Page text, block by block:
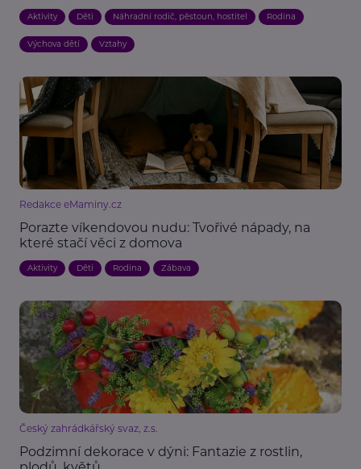
Aktivity Děti Náhradní rodič, pěstoun, hostitel Rodina
Výchova dětí Vztahy
Redakce eMaminy.cz
Porazte víkendovou nudu: Tvořivé nápady, na
které stačí věci z domova
Aktivity Děti Rodina Zábava
Český zahrádkářský svaz, z.s.
Podzimní dekorace v dýni: Fantazie z rostlin,